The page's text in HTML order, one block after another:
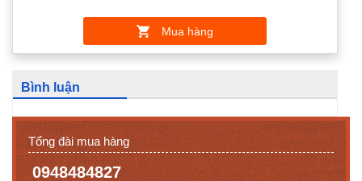
Mua hàng
Bình luận
Tổng đài mua hàng
0948484827